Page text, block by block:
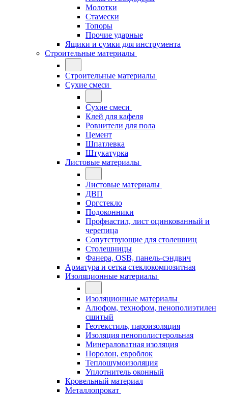
Молотки
Стамески
Топоры
Прочие ударные
Ящики и сумки для инструмента
Строительные материалы
Строительные материалы
Сухие смеси
Сухие смеси
Клей для кафеля
Ровнители для пола
Цемент
Шпатлевка
Штукатурка
Листовые материалы
Листовые материалы
ДВП
Оргстекло
Подоконники
Профнастил, лист оцинкованный и
черепица
Сопутствующие для столешниц
Столешницы
Фанера, OSB, панель-сэндвич
Арматура и сетка стеклокомпозитная
Изоляционные материалы
Изоляционные материалы
Алюфом, технофом, пенополиэтилен
сшитый
Геотекстиль, пароизоляция
Изоляция пенополистерольная
Минераловатная изоляция
Поролон, евроблок
Теплошумоизоляция
Уплотнитель оконный
Кровельный материал
Металлопрокат